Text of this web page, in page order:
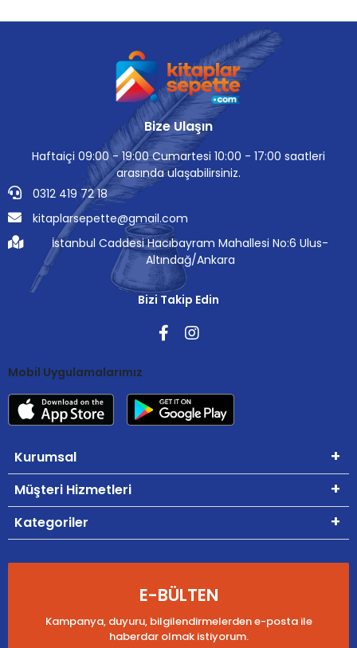
Bize Ulaşın
Haftaiçi 09:00 - 19:00 Cumartesi 10:00 - 17:00 saatleri
arasında ulaşabilirsiniz.
0312 419 72 18
kitaplarsepette@gmail.com
İstanbul Caddesi Hacıbayram Mahallesi No:6 Ulus-
Altındağ/Ankara
Bizi Takip Edin
Mobil Uygulamalarımız
Kurumsal
Müşteri Hizmetleri
Kategoriler
E-BÜLTEN
Kampanya, duyuru, bilgilendirmelerden e-posta ile
haberdar olmak istiyorum.